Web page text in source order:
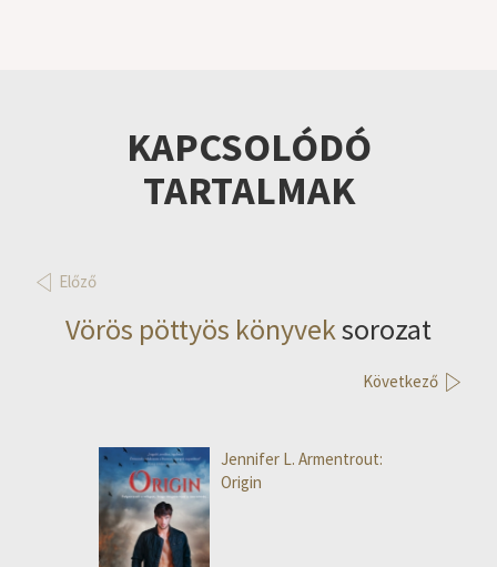
KAPCSOLÓDÓ
TARTALMAK
Előző
Vörös pöttyös könyveksorozat
Következő
Jennifer L. Armentrout:
Origin